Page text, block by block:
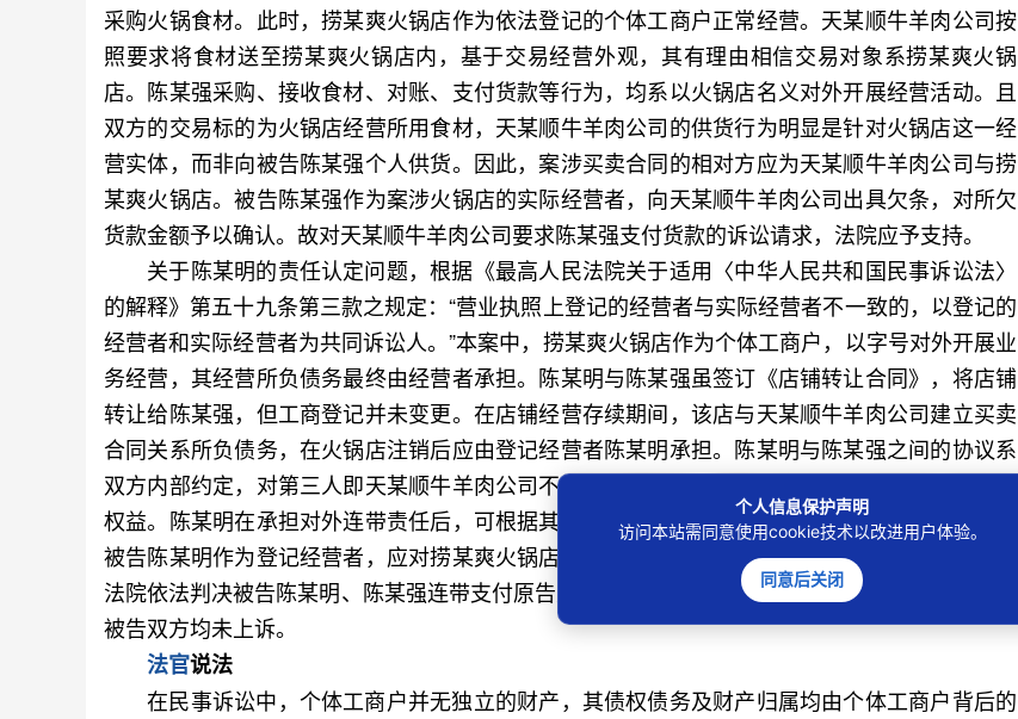
采购火锅食材。此时，捞某爽火锅店作为依法登记的个体工商户正常经营。天某顺牛羊肉公司按
照要求将食材送至捞某爽火锅店内，基于交易经营外观，其有理由相信交易对象系捞某爽火锅
店。陈某强采购、接收食材、对账、支付货款等行为，均系以火锅店名义对外开展经营活动。且
双方的交易标的为火锅店经营所用食材，天某顺牛羊肉公司的供货行为明显是针对火锅店这一经
营实体，而非向被告陈某强个人供货。因此，案涉买卖合同的相对方应为天某顺牛羊肉公司与捞
某爽火锅店。被告陈某强作为案涉火锅店的实际经营者，向天某顺牛羊肉公司出具欠条，对所欠
货款金额予以确认。故对天某顺牛羊肉公司要求陈某强支付货款的诉讼请求，法院应予支持。
关于陈某明的责任认定问题，根据《最高人民法院关于适用〈中华人民共和国民事诉讼法〉
的解释》第五十九条第三款之规定：“营业执照上登记的经营者与实际经营者不一致的，以登记的
经营者和实际经营者为共同诉讼人。”本案中，捞某爽火锅店作为个体工商户，以字号对外开展业
务经营，其经营所负债务最终由经营者承担。陈某明与陈某强虽签订《店铺转让合同》，将店铺
转让给陈某强，但工商登记并未变更。在店铺经营存续期间，该店与天某顺牛羊肉公司建立买卖
合同关系所负债务，在火锅店注销后应由登记经营者陈某明承担。陈某明与陈某强之间的协议系
双方内部约定，对第三人即天某顺牛羊肉公司不产生法律效力，不能以此对抗外部债权人的合法
权益。陈某明在承担对外连带责任后，可根据其与陈某强之间的协议向陈某强主张权利。因此，
被告陈某明作为登记经营者，应对捞某爽火锅店在经营期间所产生的债务承担清偿责任。综上，
法院依法判决被告陈某明、陈某强连带支付原告天某顺牛羊肉公司货款3.2万元。判决后，原告及
被告双方均未上诉。
法官说法
在民事诉讼中，个体工商户并无独立的财产，其债权债务及财产归属均由个体工商户背后的
个人信息保护声明
访问本站需同意使用cookie技术以改进用户体验。
同意后关闭